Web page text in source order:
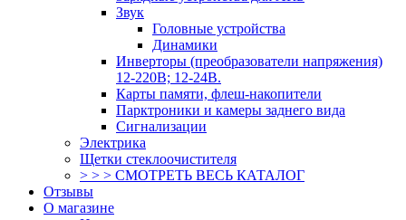
Звук
Головные устройства
Динамики
Инверторы (преобразователи напряжения)
12-220В; 12-24В.
Карты памяти, флеш-накопители
Парктроники и камеры заднего вида
Сигнализации
Электрика
Щетки стеклоочистителя
> > > СМОТРЕТЬ ВЕСЬ КАТАЛОГ
Отзывы
О магазине